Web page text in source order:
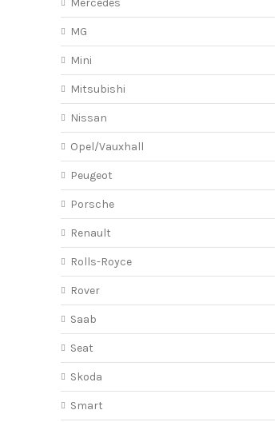
Mercedes
MG
Mini
Mitsubishi
Nissan
Opel/Vauxhall
Peugeot
Porsche
Renault
Rolls-Royce
Rover
Saab
Seat
Skoda
Smart